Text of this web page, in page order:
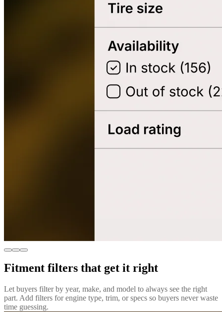
Fitment filters that get it right
Let buyers filter by year, make, and model to always see the right
part. Add filters for engine type, trim, or specs so buyers never waste
time guessing.